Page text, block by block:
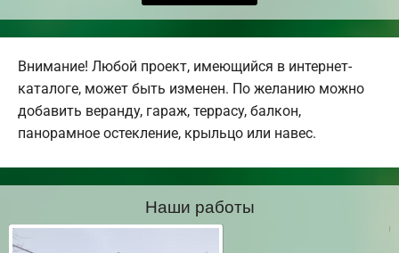
Внимание! Любой проект, имеющийся в интернет-
каталоге, может быть изменен. По желанию можно
добавить веранду, гараж, террасу, балкон,
панорамное остекление, крыльцо или навес.
Наши работы